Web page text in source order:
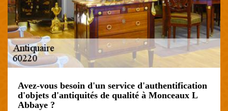
Avez-vous besoin d'un service d'authentification
d'objets d'antiquités de qualité à Monceaux L
Abbaye ?